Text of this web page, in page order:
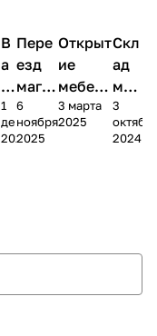
В
а
к
а
н
1
декабря
2025
Пере
езд
магаз
ина в
г.
6
ноября
2025
Открыт
ие
мебель
ного
салона
3 марта
2025
Скл
ад
меб
ели
пер
3
2024